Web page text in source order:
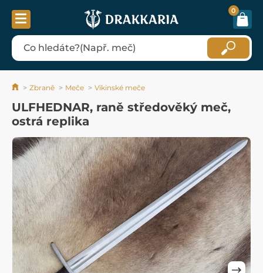
0
Zbraně Meče Vikinské meče
ULFHEDNAR, raně středověký meč,
ostrá replika